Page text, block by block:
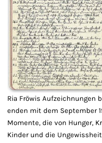
Ria Fröwis Aufzeichnungen
enden mit dem September
Momente, die von Hunger,
Kinder und die